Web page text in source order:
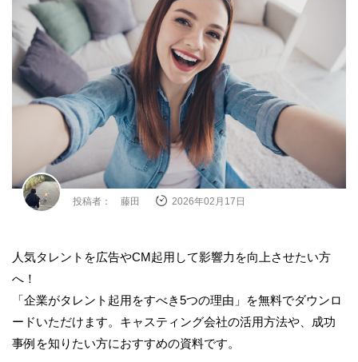
投稿者： 藤田 2026年02月17日
人気タレントを広告やCM起用して影響力を向上させたい方
へ！
「企業がタレント起用をすべき5つの理由」を無料でダウンロ
ードいただけます。キャスティング会社の活用方法や、成功
事例を知りたい方におすすめの資料です。